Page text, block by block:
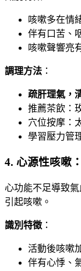
咳嗽多在情
伴有口苦、
咳嗽聲響亮
調理方法 ：
疏肝理氣，
推薦茶飲：
穴位按摩：
學習壓力管
4. 心源性咳嗽
心功能不足導致
引起咳嗽。
識別特徵：
活動後咳嗽
伴有心悸、